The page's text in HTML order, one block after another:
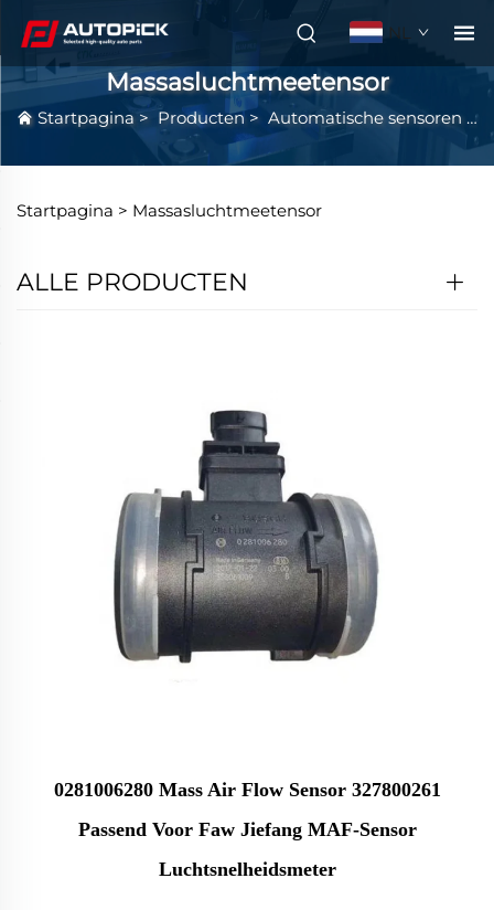
NL
Massasluchtmeetensor
Startpagina > Producten> Automatische sensoren
Startpagina > Massasluchtmeetensor
ALLE PRODUCTEN
0281006280 Mass Air Flow Sensor 327800261
Passend Voor Faw Jiefang MAF-Sensor
Luchtsnelheidsmeter